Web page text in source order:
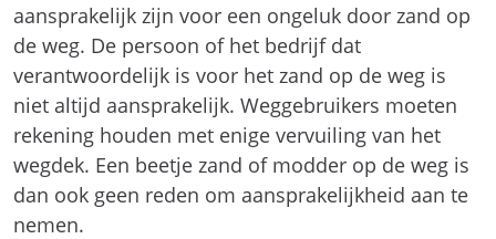
aansprakelijk zijn voor een ongeluk door zand op
de weg. De persoon of het bedrijf dat
verantwoordelijk is voor het zand op de weg is
niet altijd aansprakelijk. Weggebruikers moeten
rekening houden met enige vervuiling van het
wegdek. Een beetje zand of modder op de weg is
dan ook geen reden om aansprakelijkheid aan te
nemen.